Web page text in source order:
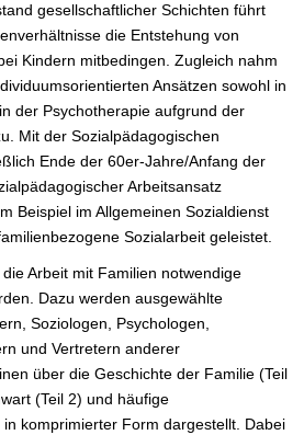
gesellschaftlicher Schichten führt
die Entstehung von
Kindern mitbedingen. Zugleich nahm
Ansätzen sowohl in
der Psychotherapie aufgrund der
Mit der Sozialpädagogischen
Ende der 60er-Jahre/Anfang der
Arbeitsansatz
Beispiel im Allgemeinen Sozialdienst
Sozialarbeit geleistet.
Arbeit mit Familien notwendige
Dazu werden ausgewählte
Soziologen, Psychologen,
und Vertretern anderer
über die Geschichte der Familie (Teil
(Teil 2) und häufige
komprimierter Form dargestellt. Dabei